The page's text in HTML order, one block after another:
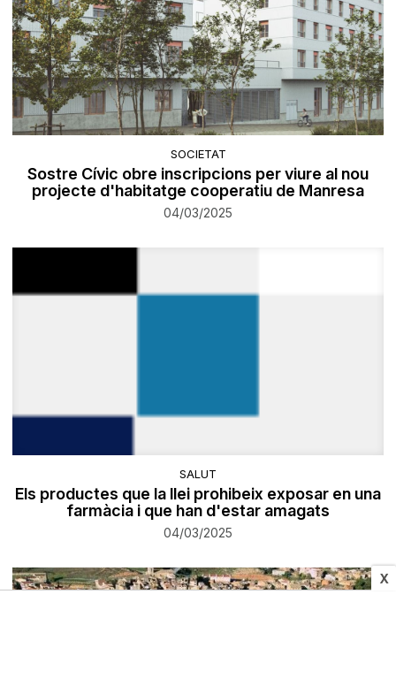
X
SOCIETAT
Sostre Cívic obre inscripcions per viure al nou
projecte d'habitatge cooperatiu de Manresa
04/03/2025
SALUT
Els productes que la llei prohibeix exposar en una
farmàcia i que han d'estar amagats
04/03/2025